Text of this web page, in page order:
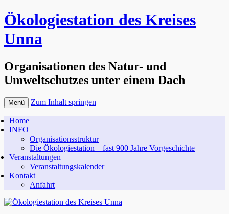
Ökologiestation des Kreises
Unna
Organisationen des Natur- und
Umweltschutzes unter einem Dach
Menü Zum Inhalt springen
Home
INFO
Organisationsstruktur
Die Ökologiestation – fast 900 Jahre Vorgeschichte
Veranstaltungen
Veranstaltungskalender
Kontakt
Anfahrt